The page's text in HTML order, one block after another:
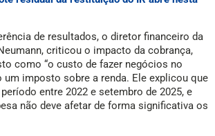
de resultados, o diretor financeiro da
criticou o impacto da cobrança,
como “o custo de fazer negócios no
um imposto sobre a renda. Ele explicou que
entre 2022 e setembro de 2025, e
não deve afetar de forma significativa os